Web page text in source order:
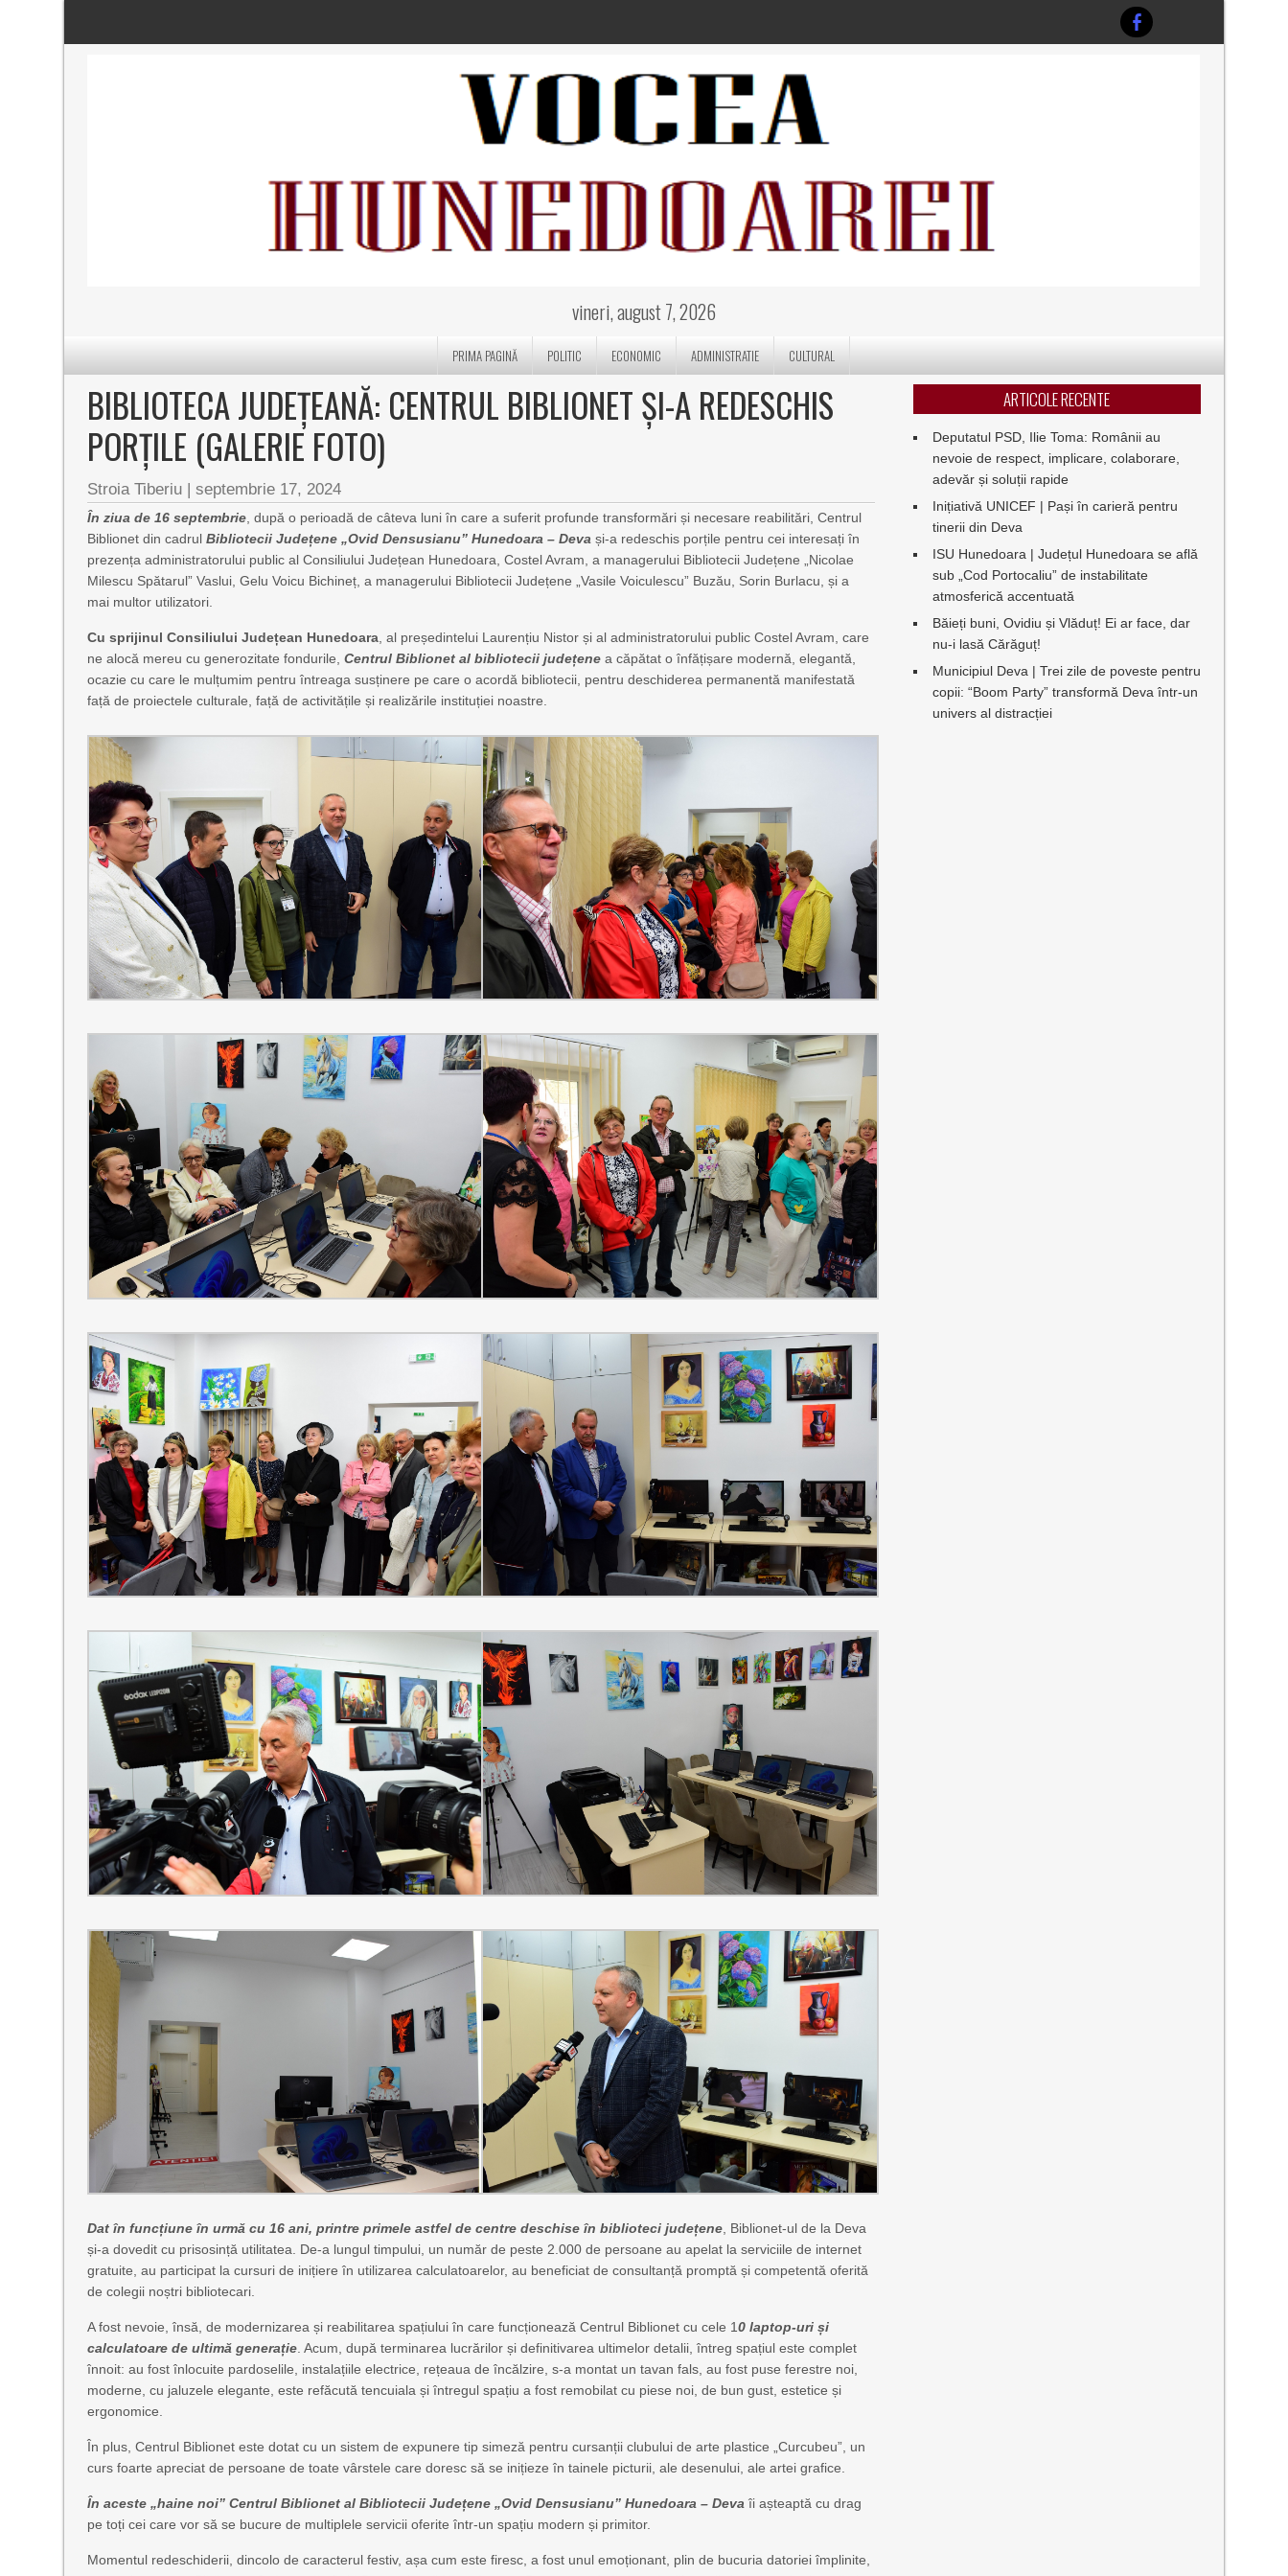
vineri, august 7, 2026
PRIMA PAGINĂ POLITIC ECONOMIC ADMINISTRATIE CULTURAL
BIBLIOTECA JUDEȚEANĂ: CENTRUL BIBLIONET ȘI-A REDESCHIS
PORȚILE (GALERIE FOTO)
Stroia Tiberiu |septembrie 17, 2024
În ziua de 16 septembrie , după o perioadă de câteva luni în care a suferit profunde transformări și necesare reabilitări, Centrul
Biblionet din cadrulBibliotecii Județene „Ovid Densusianu” Hunedoara – Deva și-a redeschis porțile pentru cei interesați în
prezența administratorului public al Consiliului Județean Hunedoara, Costel Avram, a managerului Bibliotecii Județene „Nicolae
Milescu Spătarul” Vaslui, Gelu Voicu Bichineț, a managerului Bibliotecii Județene „Vasile Voiculescu” Buzău, Sorin Burlacu, și a
mai multor utilizatori.
Cu sprijinul Consiliului Județean Hunedoara , al președintelui Laurențiu Nistor și al administratorului public Costel Avram, care
ne alocă mereu cu generozitate fondurile,Centrul Biblionet al bibliotecii județene a căpătat o înfățișare modernă, elegantă,
ocazie cu care le mulțumim pentru întreaga susținere pe care o acordă bibliotecii, pentru deschiderea permanentă manifestată
față de proiectele culturale, față de activitățile și realizările instituției noastre.
Dat în funcțiune în urmă cu 16 ani, printre primele astfel de centre deschise în biblioteci județene , Biblionet-ul de la Deva
și-a dovedit cu prisosință utilitatea. De-a lungul timpului, un număr de peste 2.000 de persoane au apelat la serviciile de internet
gratuite, au participat la cursuri de inițiere în utilizarea calculatoarelor, au beneficiat de consultanță promptă și competentă oferită
de colegii noștri bibliotecari.
A fost nevoie, însă, de modernizarea și reabilitarea spațiului în care funcționează Centrul Biblionet cu cele 10 laptop-uri și
calculatoare de ultimă generație . Acum, după terminarea lucrărilor și definitivarea ultimelor detalii, întreg spațiul este complet
înnoit: au fost înlocuite pardoselile, instalațiile electrice, rețeaua de încălzire, s-a montat un tavan fals, au fost puse ferestre noi,
moderne, cu jaluzele elegante, este refăcută tencuiala și întregul spațiu a fost remobilat cu piese noi, de bun gust, estetice și
ergonomice.
În plus, Centrul Biblionet este dotat cu un sistem de expunere tip simeză pentru cursanții clubului de arte plastice „Curcubeu”, un
curs foarte apreciat de persoane de toate vârstele care doresc să se inițieze în tainele picturii, ale desenului, ale artei grafice.
În aceste „haine noi” Centrul Biblionet al Bibliotecii Județene „Ovid Densusianu” Hunedoara – Deva îi așteaptă cu drag
pe toți cei care vor să se bucure de multiplele servicii oferite într-un spațiu modern și primitor.
Momentul redeschiderii, dincolo de caracterul festiv, așa cum este firesc, a fost unul emoționant, plin de bucuria datoriei împlinite,
ARTICOLE RECENTE
Deputatul PSD, Ilie Toma: Românii au
nevoie de respect, implicare, colaborare,
adevăr și soluții rapide
Inițiativă UNICEF | Pași în carieră pentru
tinerii din Deva
ISU Hunedoara | Județul Hunedoara se află
sub „Cod Portocaliu” de instabilitate
atmosferică accentuată
Băieți buni, Ovidiu și Vlăduț! Ei ar face, dar
nu-i lasă Cărăguț!
Municipiul Deva | Trei zile de poveste pentru
copii: “Boom Party” transformă Deva într-un
univers al distracției